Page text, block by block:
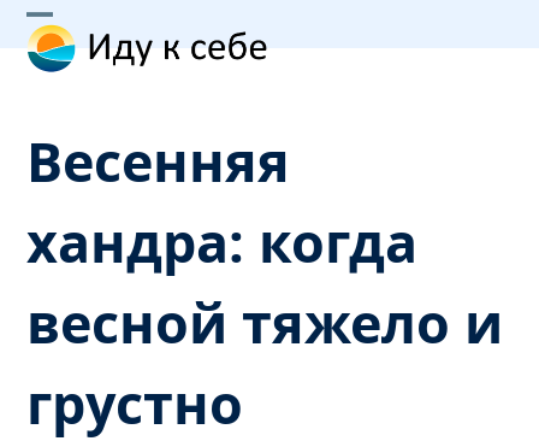
Skip
content
Open
mobile
Close
mobile
Весенняя
хандра: когда
весной тяжело и
грустно